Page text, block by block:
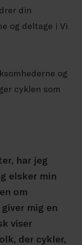
din
og deltage i Vi
og
cyklen som
har jeg
elsker min
om
mig en
viser
der cykler,